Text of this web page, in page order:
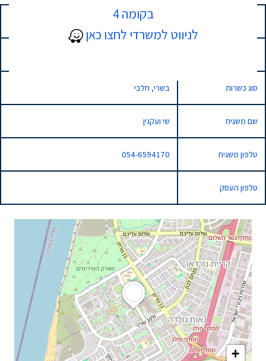
בקומה 4
לניווט למשרדי לחצו כאן
+
8 בני ברמן, נתניה, Israel
סוג כשרות בשרי, חלבי
שם משגיח שי ועקנין
טלפון משגיח 054-6594170
טלפון העסק